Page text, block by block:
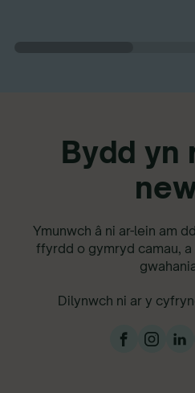
Bydd yn
Ymunwch â ni ar-lein am
ffyrdd o gymryd camau,
Dilynwch ni ar y